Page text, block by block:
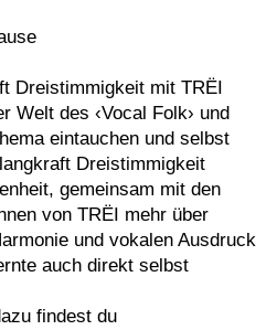
Dreistimmigkeit mit TRËI
Welt des ‹Vocal Folk› und
eintauchen und selbst
Dreistimmigkeit
gemeinsam mit den
von TRËI mehr über
und vokalen Ausdruck
auch direkt selbst
findest du